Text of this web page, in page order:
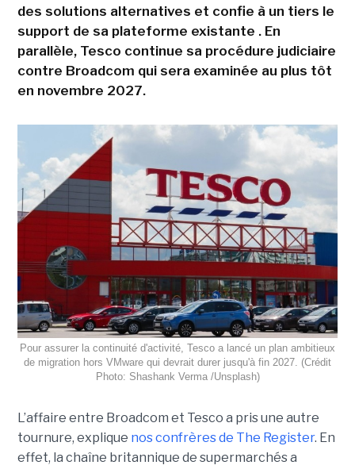
des solutions alternatives et confie à un tiers le
support de sa plateforme existante . En
parallèle, Tesco continue sa procédure judiciaire
contre Broadcom qui sera examinée au plus tôt
en novembre 2027.
Pour assurer la continuité d'activité, Tesco a lancé un plan ambitieux
de migration hors VMware qui devrait durer jusqu'à fin 2027. (Crédit
Photo: Shashank Verma /Unsplash)
L’affaire entre Broadcom et Tesco a pris une autre
tournure, explique nos confrères de The Register. En
effet, la chaîne britannique de supermarchés a